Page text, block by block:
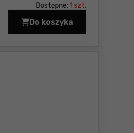
Dostępne: 1 szt.
Do koszyka
Odkurzacz plecakowy